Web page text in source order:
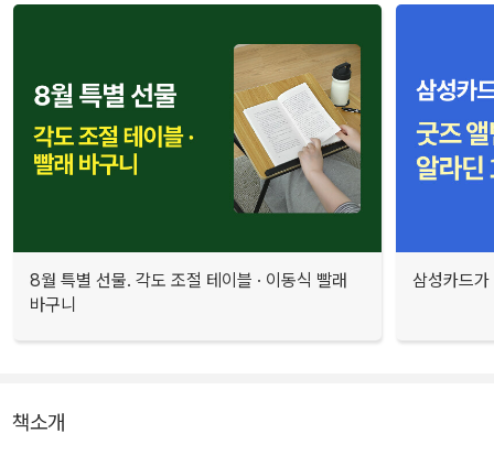
8월 특별 선물. 각도 조절 테이블 · 이동식 빨래
바구니
삼성카드
책소개